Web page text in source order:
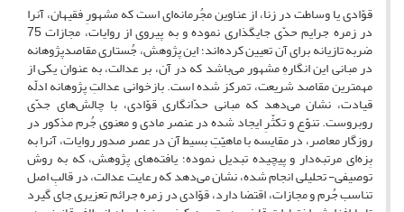
قوّادی یا وساطت در زنا، از عناوین مجُرمانه‌ای است که مشهورِ فقیهان، آنرا
در زمره جرایم حدّی جایگذاری نموده و به پیروی از روایات، مجازات 75
ضربه تازیانه برای آن تعیین کرده‌اند؛ این پژوهش، جُستاری مقاصدپژوهانه
در مبانی این انگارهِ مشهور می‌باشد که در آن، بر عدالت، به عنوان یکی از
مهمترین مقاصد شریعت، تمرکز شده است. بازخوانی عدالتِ پژوهانه ادلّه
قیادت، نشان می‌دهد که مبانی حدّانگاری قوّادی، با چالش‌های جدّی
روبروست. تنوّع و تکثّرِ ایجاد شده در عنصر مادی و معنوی جُرم مذکور در
روزگار معاصر، در مقایسه با ماهیّتِ بسیط آن در عصر صدور روایات، آنرا به
بِزه‌ای مرتبه‌دار و پیچیده تبدیل نموده؛ یافته‌های پژوهش، که به روش
توصیفی- تحلیلی انجام شده، نشان می‌دهد که رعایت عدالت، در قالبِ اصل
تناسب جُرم و مجازات، اقتضا دارد، قوّادی در زمره جرائم تعزیری جای گیرد